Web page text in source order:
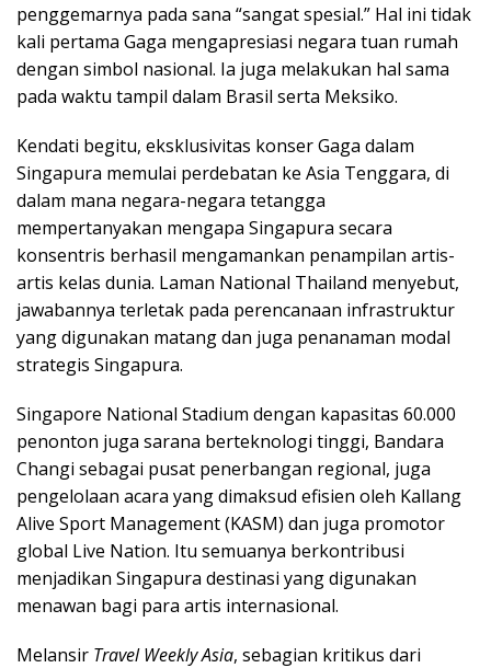
penggemarnya pada sana “sangat spesial.” Hal ini tidak
kali pertama Gaga mengapresiasi negara tuan rumah
dengan simbol nasional. Ia juga melakukan hal sama
pada waktu tampil dalam Brasil serta Meksiko.
Kendati begitu, eksklusivitas konser Gaga dalam
Singapura memulai perdebatan ke Asia Tenggara, di
dalam mana negara-negara tetangga
mempertanyakan mengapa Singapura secara
konsentris berhasil mengamankan penampilan artis-
artis kelas dunia. Laman National Thailand menyebut,
jawabannya terletak pada perencanaan infrastruktur
yang digunakan matang dan juga penanaman modal
strategis Singapura.
Singapore National Stadium dengan kapasitas 60.000
penonton juga sarana berteknologi tinggi, Bandara
Changi sebagai pusat penerbangan regional, juga
pengelolaan acara yang dimaksud efisien oleh Kallang
Alive Sport Management (KASM) dan juga promotor
global Live Nation. Itu semuanya berkontribusi
menjadikan Singapura destinasi yang digunakan
menawan bagi para artis internasional.
Melansir Travel Weekly Asia, sebagian kritikus dari